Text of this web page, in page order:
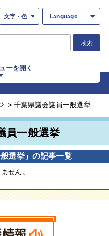
文字・色 Language
検索
ーを開く
> 千葉県議会議員一般選挙
員一般選挙
般選挙」の記事一覧
せん。